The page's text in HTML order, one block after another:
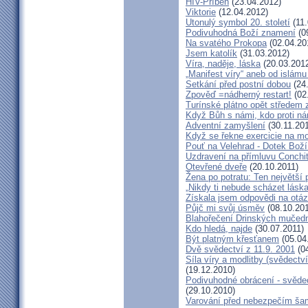
Viktorie (12.04.2012)
Utonulý symbol 20. století
Podivuhodná Boží znamení
Na svatého Prokopa
Jsem katolík (31.03.2012)
Víra, naděje, láska
„Manifest víry“ aneb od
Setkání před postní dobou
Zpověď =nádherný restart!
Turínské plátno opět středem
Když Bůh s námi, kdo proti
Adventní zamyšlení
Když se řekne exercicie na
Pouť na Velehrad - Dotek
Uzdravení na přímluvu
Otevřené dveře (20.10.2011)
Žena po potratu: Ten největší
„Nikdy ti nebude scházet
Získala jsem odpovědi na
Půjč mi svůj úsměv
Blahořečení Drinských
Kdo hledá, najde (30.07.2011)
Být platným křesťanem
Dvě svědectví z 11.9. 2001
Síla víry a modlitby
(19.12.2010)
Podivuhodné obrácení -
(29.10.2010)
Varování před nebezpečím